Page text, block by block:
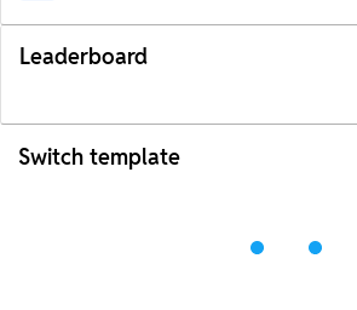
Leaderboard
Switch template